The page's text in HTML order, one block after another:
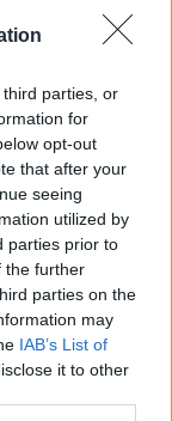
parties, or
for
opt-out
that after your
seeing
utilized by
parties prior to
the further
parties on the
may
IAB’s List of
it to other
Articolul următor
renumit a
Covid. Avea 74
și nu era vaccinat